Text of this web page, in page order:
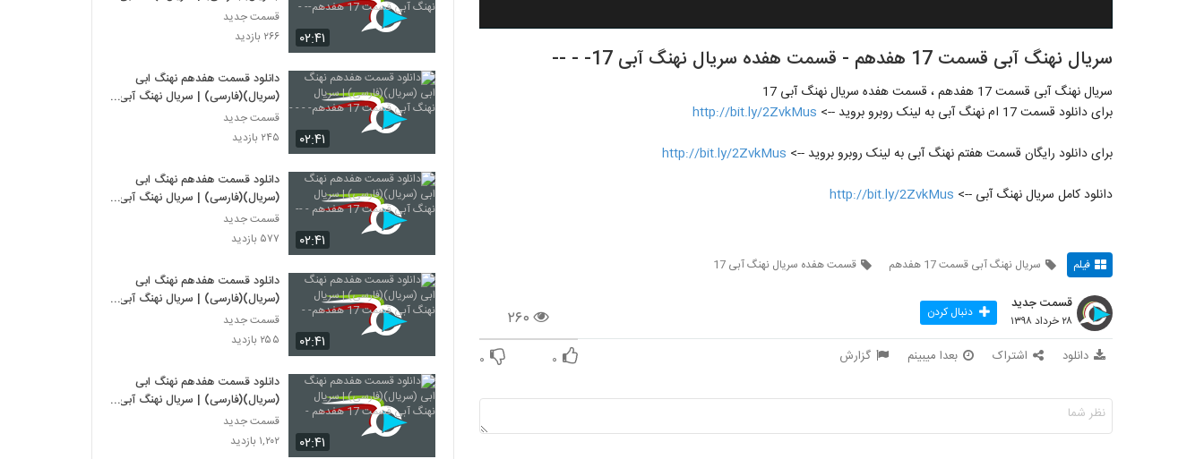
سریال نهنگ آبی قسمت 17 هفدهم - قسمت هفده سریال نهنگ آبی 17- - --
سریال نهنگ آبی قسمت 17 هفدهم ، قسمت هفده سریال نهنگ آبی 17
برای دانلود قسمت 17 ام نهنگ آبی به لینک روبرو بروید -->
http://bit.ly/2ZvkMus
برای دانلود رایگان قسمت هفتم نهنگ آبی به لینک روبرو بروید --> http://bit.ly/2ZvkMus
دانلود کامل سریال نهنگ آبی --> http://bit.ly/2ZvkMus
فیلم سریال نهنگ آبی قسمت 17 هفدهم قسمت هفده سریال نهنگ آبی 17
۲۶۰
قسمت جدید
۲۸ خرداد ۱۳۹۸ دنبال کردن
دانلود اشتراک بعدا میبینم گزارش ۰ ۰
۰۲:۴۱
قسمت 17 هفدهم-- -
قسمت جدید
۲۶۶ بازدید
۰۲:۴۱
دانلود قسمت هفدهم نهنگ ابی
(سریال)(فارسی) | سریال نهنگ آبی
قسمت 17 هفدهم- - - -
قسمت جدید
۲۴۵ بازدید
۰۲:۴۱
دانلود قسمت هفدهم نهنگ ابی
(سریال)(فارسی) | سریال نهنگ آبی
قسمت 17 هفدهم - --
قسمت جدید
۵۷۷ بازدید
۰۲:۴۱
دانلود قسمت هفدهم نهنگ ابی
(سریال)(فارسی) | سریال نهنگ آبی
قسمت 17 هفدهم- -
قسمت جدید
۲۵۵ بازدید
۰۲:۴۱
دانلود قسمت هفدهم نهنگ ابی
(سریال)(فارسی) | سریال نهنگ آبی
قسمت 17 هفدهم -
قسمت جدید
۱,۲۰۲ بازدید